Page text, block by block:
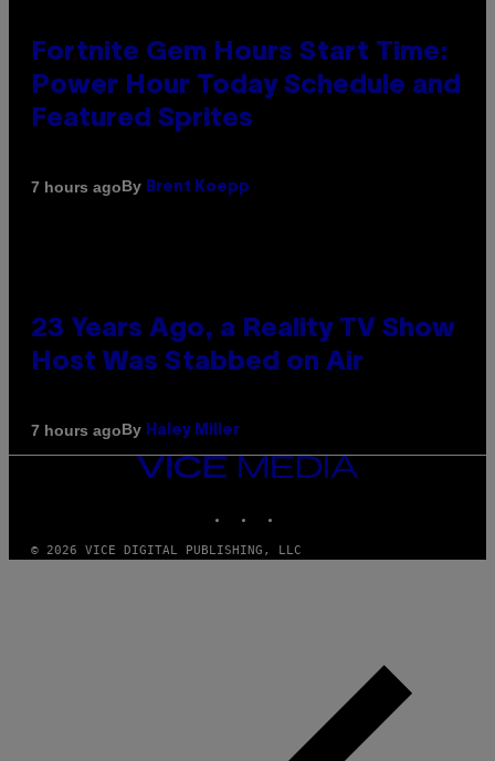
Fortnite Gem Hours Start Time:
Power Hour Today Schedule and
Featured Sprites
7 hours agoBy Brent Koepp
23 Years Ago, a Reality TV Show
Host Was Stabbed on Air
7 hours agoBy Haley Miller
VICE
© 2026 VICE DIGITAL PUBLISHING, LLC